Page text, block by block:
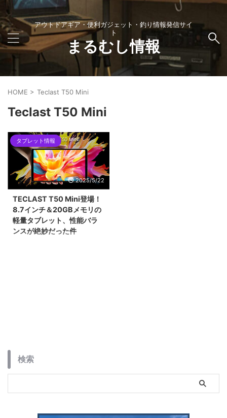
アウトドアギア・便利ガジェット・釣り情報発信サイ
ト
まるむし情報
HOME > Teclast T50 Mini
Teclast T50 Mini
タブレット情報
2025/5/22
TECLAST T50 Mini登場！
8.7インチ＆20GBメモリの
軽量タブレット、性能バラ
ンスが絶妙だった件
検索